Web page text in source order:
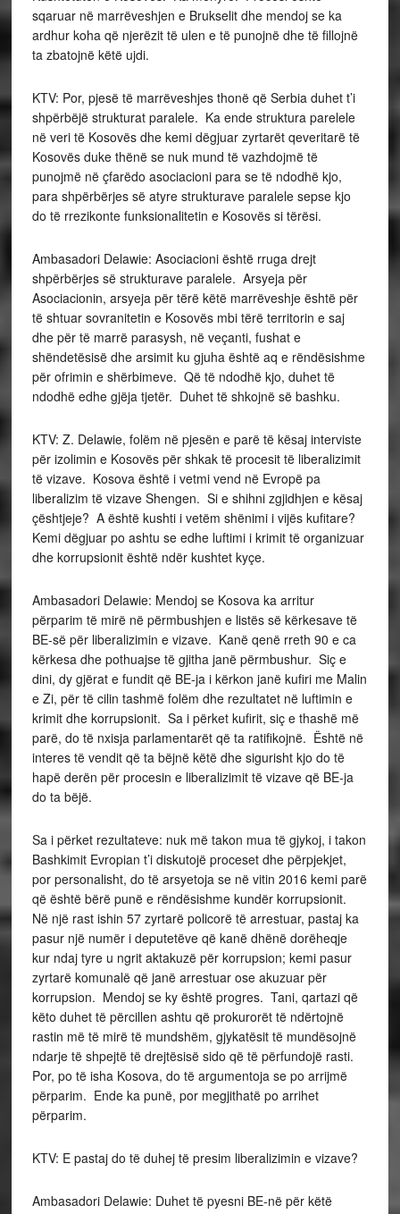
sqaruar në marrëveshjen e Brukselit dhe mendoj se ka
ardhur koha që njerëzit të ulen e të punojnë dhe të fillojnë
ta zbatojnë këtë ujdi.
KTV: Por, pjesë të marrëveshjes thonë që Serbia duhet t’i
shpërbëjë strukturat paralele. Ka ende struktura parelele
në veri të Kosovës dhe kemi dëgjuar zyrtarët qeveritarë të
Kosovës duke thënë se nuk mund të vazhdojmë të
punojmë në çfarëdo asociacioni para se të ndodhë kjo,
para shpërbërjes së atyre strukturave paralele sepse kjo
do të rrezikonte funksionalitetin e Kosovës si tërësi.
Ambasadori Delawie: Asociacioni është rruga drejt
shpërbërjes së strukturave paralele. Arsyeja për
Asociacionin, arsyeja për tërë këtë marrëveshje është për
të shtuar sovranitetin e Kosovës mbi tërë territorin e saj
dhe për të marrë parasysh, në veçanti, fushat e
shëndetësisë dhe arsimit ku gjuha është aq e rëndësishme
për ofrimin e shërbimeve. Që të ndodhë kjo, duhet të
ndodhë edhe gjëja tjetër. Duhet të shkojnë së bashku.
KTV: Z. Delawie, folëm në pjesën e parë të kësaj interviste
për izolimin e Kosovës për shkak të procesit të liberalizimit
të vizave. Kosova është i vetmi vend në Evropë pa
liberalizim të vizave Shengen. Si e shihni zgjidhjen e kësaj
çështjeje? A është kushti i vetëm shënimi i vijës kufitare?
Kemi dëgjuar po ashtu se edhe luftimi i krimit të organizuar
dhe korrupsionit është ndër kushtet kyçe.
Ambasadori Delawie: Mendoj se Kosova ka arritur
përparim të mirë në përmbushjen e listës së kërkesave të
BE-së për liberalizimin e vizave. Kanë qenë rreth 90 e ca
kërkesa dhe pothuajse të gjitha janë përmbushur. Siç e
dini, dy gjërat e fundit që BE-ja i kërkon janë kufiri me Malin
e Zi, për të cilin tashmë folëm dhe rezultatet në luftimin e
krimit dhe korrupsionit. Sa i përket kufirit, siç e thashë më
parë, do të nxisja parlamentarët që ta ratifikojnë. Është në
interes të vendit që ta bëjnë këtë dhe sigurisht kjo do të
hapë derën për procesin e liberalizimit të vizave që BE-ja
do ta bëjë.
Sa i përket rezultateve: nuk më takon mua të gjykoj, i takon
Bashkimit Evropian t’i diskutojë proceset dhe përpjekjet,
por personalisht, do të arsyetoja se në vitin 2016 kemi parë
që është bërë punë e rëndësishme kundër korrupsionit.
Në një rast ishin 57 zyrtarë policorë të arrestuar, pastaj ka
pasur një numër i deputetëve që kanë dhënë dorëheqje
kur ndaj tyre u ngrit aktakuzë për korrupsion; kemi pasur
zyrtarë komunalë që janë arrestuar ose akuzuar për
korrupsion. Mendoj se ky është progres. Tani, qartazi që
këto duhet të përcillen ashtu që prokurorët të ndërtojnë
rastin më të mirë të mundshëm, gjykatësit të mundësojnë
ndarje të shpejtë të drejtësisë sido që të përfundojë rasti.
Por, po të isha Kosova, do të argumentoja se po arrijmë
përparim. Ende ka punë, por megjithatë po arrihet
përparim.
KTV: E pastaj do të duhej të presim liberalizimin e vizave?
Ambasadori Delawie: Duhet të pyesni BE-në për këtë